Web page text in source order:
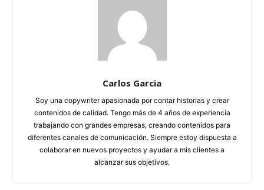
Carlos Garcia
Soy una copywriter apasionada por contar historias y crear
contenidos de calidad. Tengo más de 4 años de experiencia
trabajando con grandes empresas, creando contenidos para
diferentes canales de comunicación. Siempre estoy dispuesta a
colaborar en nuevos proyectos y ayudar a mis clientes a
alcanzar sus objetivos.